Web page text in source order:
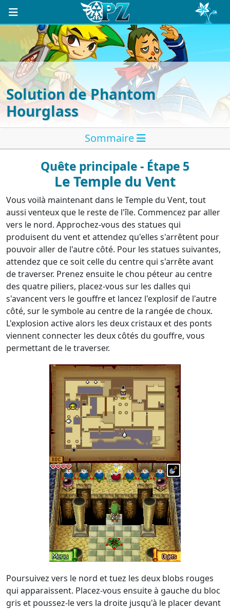
Solution de Phantom
Hourglass
Sommaire
Quête principale - Étape 5
Le Temple du Vent
Vous voilà maintenant dans le Temple du Vent, tout
aussi venteux que le reste de l'île. Commencez par aller
vers le nord. Approchez-vous des statues qui
produisent du vent et attendez qu'elles s'arrêtent pour
pouvoir aller de l'autre côté. Pour les statues suivantes,
attendez que ce soit celle du centre qui s'arrête avant
de traverser. Prenez ensuite le chou péteur au centre
des quatre piliers, placez-vous sur les dalles qui
s'avancent vers le gouffre et lancez l'explosif de l'autre
côté, sur le symbole au centre de la rangée de choux.
L'explosion active alors les deux cristaux et des ponts
viennent connecter les deux côtés du gouffre, vous
permettant de le traverser.
Poursuivez vers le nord et tuez les deux blobs rouges
qui apparaissent. Placez-vous ensuite à gauche du bloc
gris et poussez-le vers la droite jusqu'à le placer devant